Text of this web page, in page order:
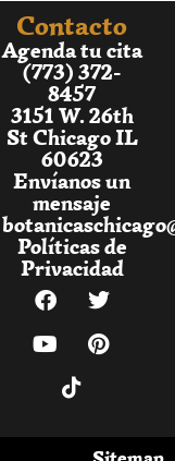
Contacto
Agenda tu cita
(773) 372-
8457
3151 W. 26th
St Chicago IL
60623
Envíanos un
mensaje
Políticas de
Privacidad